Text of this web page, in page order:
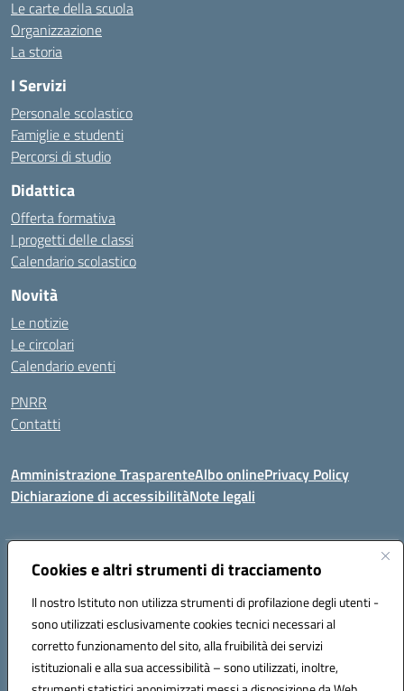
Cookies e altri strumenti di tracciamento
Il nostro Istituto non utilizza strumenti di profilazione degli utenti -
sono utilizzati esclusivamente cookies tecnici necessari al
corretto funzionamento del sito, alla fruibilità dei servizi
istituzionali e alla sua accessibilità – sono utilizzati, inoltre,
Le carte della scuola
Organizzazione
La storia
I Servizi
Personale scolastico
Famiglie e studenti
Percorsi di studio
Didattica
Offerta formativa
I progetti delle classi
Calendario scolastico
Novità
Le notizie
Le circolari
Calendario eventi
PNRR
Contatti
Amministrazione TrasparenteAlbo onlinePrivacy Policy
Dichiarazione di accessibilitàNote legali
Indirizzo:Via del Bosco 63 - 73040 Collepasso (LE)
Posta elettronica certificata (PEC):leic82200b@pec.istruzione.it
Codice fiscale: 90018440751
Codice meccanografico: LEIC82200B